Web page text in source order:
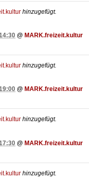
hinzugefügt.
@ MARK.freizeit.kultur
hinzugefügt.
@ MARK.freizeit.kultur
hinzugefügt.
@ MARK.freizeit.kultur
hinzugefügt.